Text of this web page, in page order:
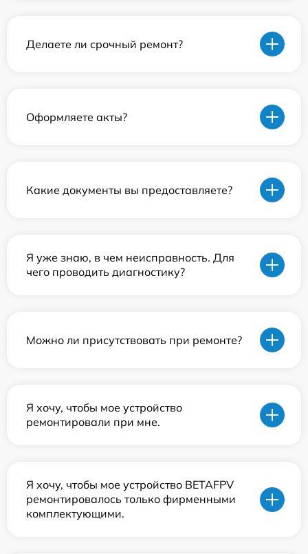
Делаете ли срочный ремонт?
Оформляете акты?
Какие документы вы предоставляете?
Я уже знаю, в чем неисправность. Для
чего проводить диагностику?
Можно ли присутствовать при ремонте?
Я хочу, чтобы мое устройство
ремонтировали при мне.
Я хочу, чтобы мое устройство BETAFPV
ремонтировалось только фирменными
комплектующими.